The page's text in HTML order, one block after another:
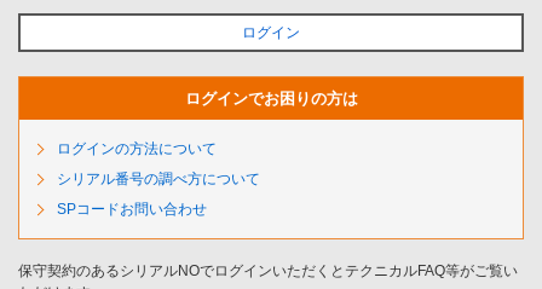
ログイン
ログインでお困りの方は
ログインの方法について
シリアル番号の調べ方について
SPコードお問い合わせ
保守契約のあるシリアルNOでログインいただくとテクニカルFAQ等がご覧い